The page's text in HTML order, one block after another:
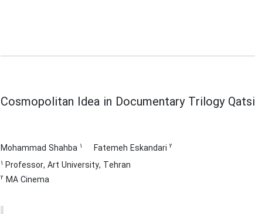
Cosmopolitan Idea in Documentary Trilogy Qatsi
Mohammad Shahba 1 Fatemeh Eskandari 2
1 Professor, Art University, Tehran
2 MA Cinema